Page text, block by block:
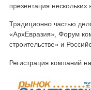
презентация нескольких
Традиционно частью
«АрхЕвразия», Форум
строительстве» и
Регистрация компаний